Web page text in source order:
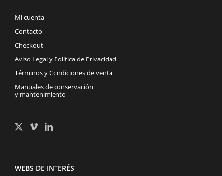
Mi cuenta
Contacto
Checkout
Aviso Legal y Política de Privacidad
Términos y Condiciones de venta
Manuales de conservación
y mantenimiento
WEBS DE INTERÉS